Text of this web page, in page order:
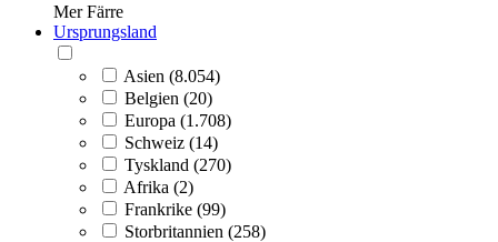
Mer Färre
Ursprungsland
Asien (8.054)
Belgien (20)
Europa (1.708)
Schweiz (14)
Tyskland (270)
Afrika (2)
Frankrike (99)
Storbritannien (258)